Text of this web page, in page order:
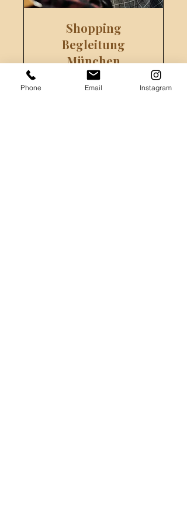
Shopping
Begleitung
München
Effizient shoppen. Besser
aussehen. Nur noch Teile, die
Phone Email Instagram